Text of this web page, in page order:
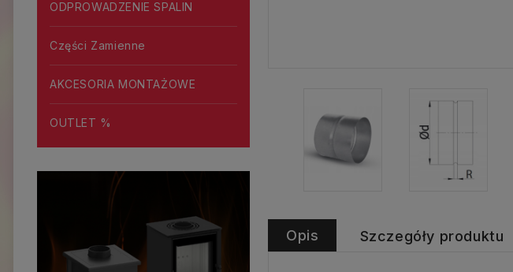
ODPROWADZENIE SPALIN
Części Zamienne
AKCESORIA MONTAŻOWE
OUTLET %
Opis Szczegóły produktu